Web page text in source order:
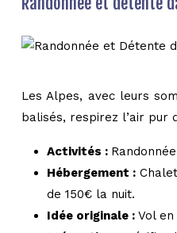
Les Alpes, avec leurs
balisés, respirez l’air pur
Activités :
Hébergement :
de 150€ la nuit.
Idée originale : Vol